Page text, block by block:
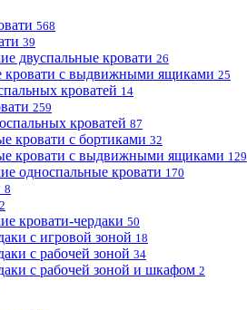
568
39
двуспальные кровати 26
кровати с выдвижными ящиками 25
кроватей 14
259
кроватей 87
кровати с бортиками 32
кровати с выдвижными ящиками 129
односпальные кровати 170
8
кровати-чердаки 50
с игровой зоной 18
с рабочей зоной 34
с рабочей зоной и шкафом 2